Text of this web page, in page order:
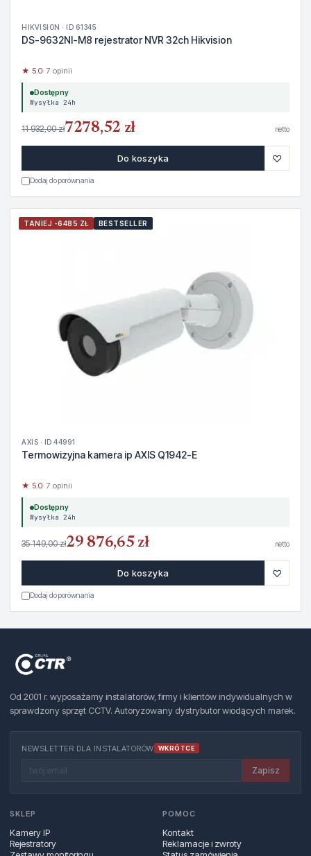
HIKVISION · ID 61345
DS-9632NI-M8 rejestrator NVR 32ch Hikvision
★ 5.0· 7 opinii
Dostępny
Wysyłka 24h
11 932,00 zł7278,52 zł netto
Do koszyka ♡
Dodaj do porównania
TANIEJ -6485 ZŁ BESTSELLER
AXIS · ID 44991
Termowizyjna kamera ip AXIS Q1942-E
★ 5.0· 7 opinii
Dostępny
Wysyłka 24h
35 149,00 zł29 876,65 zł netto
Do koszyka ♡
Dodaj do porównania
Od 2001 r. wyposażamy instalatorów, firmy i klientów indywidualnych w
sprawdzony sprzęt CCTV. Autoryzowany dystrybutor wiodących marek.
NEWSLETTER DLA INSTALATORÓW WKRÓTCE
Zapisz
SKLEP
Kamery IP
Rejestratory
POMOC
Kontakt
Reklamacje i zwroty